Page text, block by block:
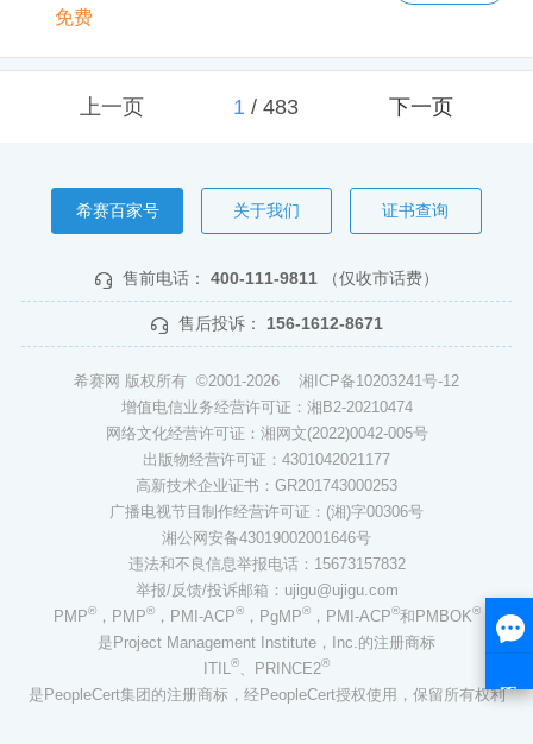
免费
上一页 1/ 483 下一页
希赛百家号 关于我们 证书查询
售前电话： 400-111-9811 （仅收市话费）
售后投诉： 156-1612-8671
希赛网 版权所有 ©2001-2026 湘ICP备10203241号-12
增值电信业务经营许可证：湘B2-20210474
网络文化经营许可证：湘网文(2022)0042-005号
出版物经营许可证：4301042021177
高新技术企业证书：GR201743000253
广播电视节目制作经营许可证：(湘)字00306号
湘公网安备43019002001646号
违法和不良信息举报电话：15673157832
举报/反馈/投诉邮箱：ujigu@ujigu.com
PMP®，PMP®，PMI-ACP®，PgMP®，PMI-ACP®和PMBOK®
是Project Management Institute，Inc.的注册商标
ITIL®、PRINCE2®
是PeopleCert集团的注册商标，经PeopleCert授权使用，保留所有权利